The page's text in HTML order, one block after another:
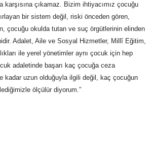
karşısına çıkamaz. Bizim ihtiyacımız çocuğu
bir sistem değil, riski önceden gören,
çocuğu okulda tutan ve suç örgütlerinin elinden
Adalet, Aile ve Sosyal Hizmetler, Millî Eğitim,
ile yerel yönetimler aynı çocuk için hep
adaletinde başarı kaç çocuğa ceza
kadar uzun olduğuyla ilgili değil, kaç çocuğun
ölçülür diyorum.”